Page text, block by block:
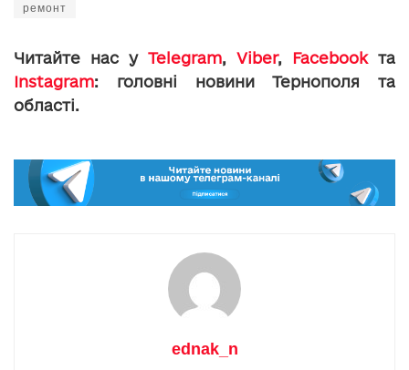
ремонт
Читайте нас у Telegram, Viber, Facebookта
Instagram: головні новини Тернополя та
області.
ednak_n